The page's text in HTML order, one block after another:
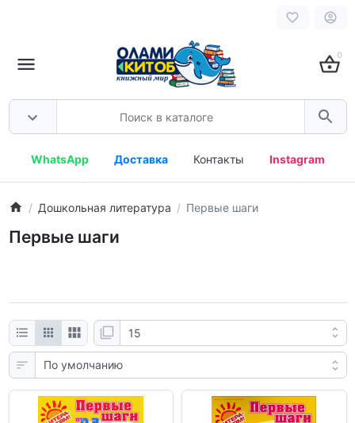
0
WhatsApp Доставка Контакты Instagram
Дошкольная литература Первые шаги
Первые шаги